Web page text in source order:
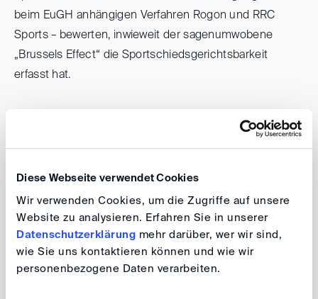
Diese Webseite verwendet Cookies
Wir verwenden Cookies, um die Zugriffe auf unsere
Website zu analysieren. Erfahren Sie in unserer
Datenschutzerklärung mehr darüber, wer wir sind,
wie Sie uns kontaktieren können und wie wir
personenbezogene Daten verarbeiten.
beim EuGH anhängigen Verfahren Rogon und RRC
Sports – bewerten, inwieweit der sagenumwobene
„Brussels Effect“ die Sportschiedsgerichtsbarkeit
erfasst hat.
Frank (Hengeler Mueller) zu diesen aktuellen
aktuellen Themen im Sportrecht zusammen mit Dr.
Caroline Bechtel (Institut für Sportrecht,
Sporthochschule Köln), Niklas Luft (Freshfields, Junges
Netzwerk Sportrecht) und Thomas Klich (DIS).
Im Anschluss laden wir alle Gäste ab 19 Uhr zu einem